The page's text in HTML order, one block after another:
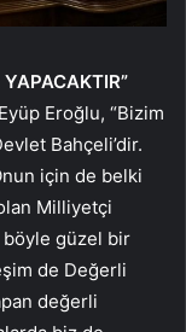
Eroğlu, “Bizim
Bahçeli’dir.
için de belki
Milliyetçi
güzel bir
de Değerli
değerli